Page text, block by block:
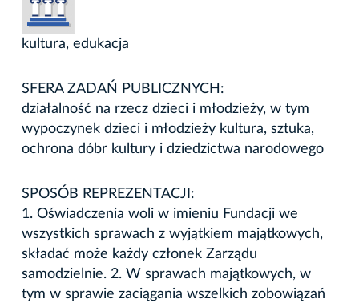
kultura, edukacja
SFERA ZADAŃ PUBLICZNYCH:
działalność na rzecz dzieci i młodzieży, w tym
wypoczynek dzieci i młodzieży kultura, sztuka,
ochrona dóbr kultury i dziedzictwa narodowego
SPOSÓB REPREZENTACJI:
1. Oświadczenia woli w imieniu Fundacji we
wszystkich sprawach z wyjątkiem majątkowych,
składać może każdy członek Zarządu
samodzielnie. 2. W sprawach majątkowych, w
tym w sprawie zaciągania wszelkich zobowiązań